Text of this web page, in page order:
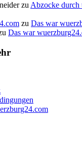
zu Abzocke durch
zu Das war
Das war